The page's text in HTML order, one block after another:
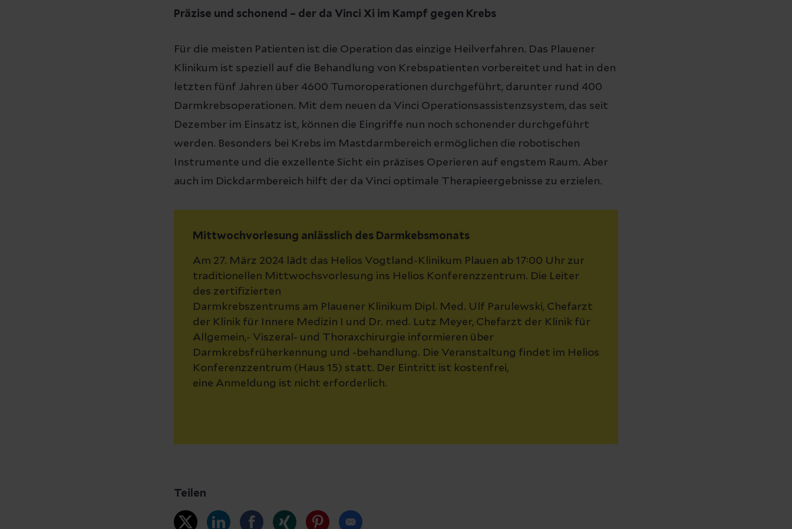
Präzise und schonend – der da Vinci Xi im Kampf gegen Krebs
Für die meisten Patienten ist die Operation das einzige Heilverfahren. Das Plauener
Klinikum ist speziell auf die Behandlung von Krebspatienten vorbereitet und hat in den
letzten fünf Jahren über 4600 Tumoroperationen durchgeführt, darunter rund 400
Darmkrebsoperationen. Mit dem neuen da Vinci Operationsassistenzsystem, das seit
Dezember im Einsatz ist, können die Eingriffe nun noch schonender durchgeführt
werden. Besonders bei Krebs im Mastdarmbereich ermöglichen die robotischen
Instrumente und die exzellente Sicht ein präzises Operieren auf engstem Raum. Aber
auch im Dickdarmbereich hilft der da Vinci optimale Therapieergebnisse zu erzielen.
Mittwochvorlesung anlässlich des Darmkebsmonats
Am 27. März 2024 lädt das Helios Vogtland-Klinikum Plauen ab 17:00 Uhr zur
traditionellen Mittwochsvorlesung ins Helios Konferenzzentrum. Die Leiter
des zertifizierten
Darmkrebszentrums am Plauener Klinikum Dipl. Med. Ulf Parulewski, Chefarzt
der Klinik für Innere Medizin I und Dr. med. Lutz Meyer, Chefarzt der Klinik für
Allgemein,- Viszeral- und Thoraxchirurgie informieren über
Darmkrebsfrüherkennung und -behandlung. Die Veranstaltung findet im Helios
Konferenzzentrum (Haus 15) statt. Der Eintritt ist kostenfrei,
eine Anmeldung ist nicht erforderlich.
Teilen